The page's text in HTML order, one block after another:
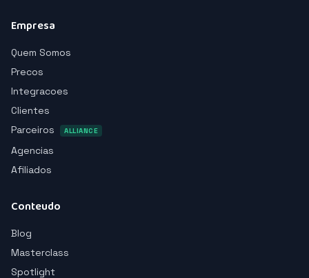
Empresa
Quem Somos
Precos
Integracoes
Clientes
Parceiros
ALLIANCE
Agencias
Afiliados
Conteudo
Blog
Masterclass
Spotlight